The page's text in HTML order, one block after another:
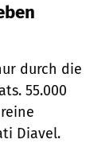
durch die
55.000
Diavel.